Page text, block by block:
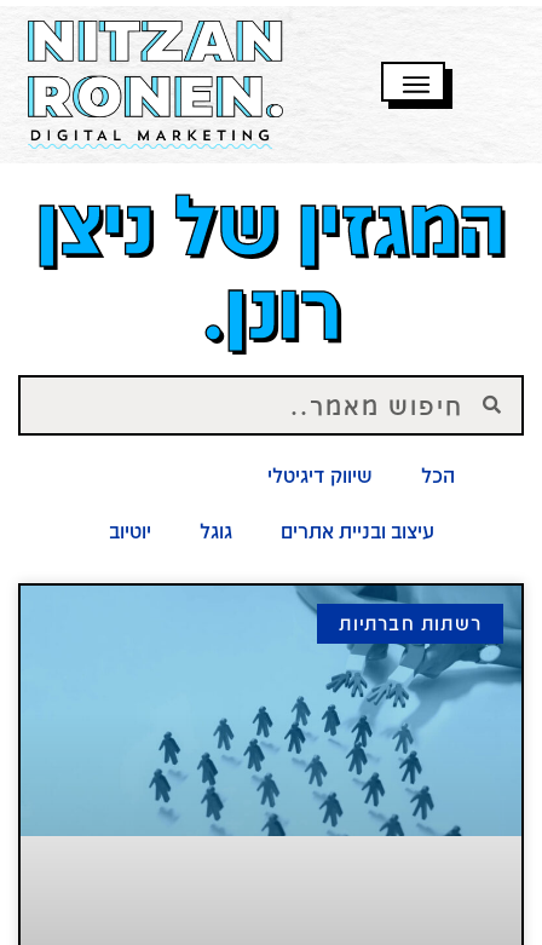
המגזין של ניצן
רונן.
הכל שיווק דיגיטלי
עיצוב ובניית אתרים גוגל יוטיוב
רשתות חברתיות